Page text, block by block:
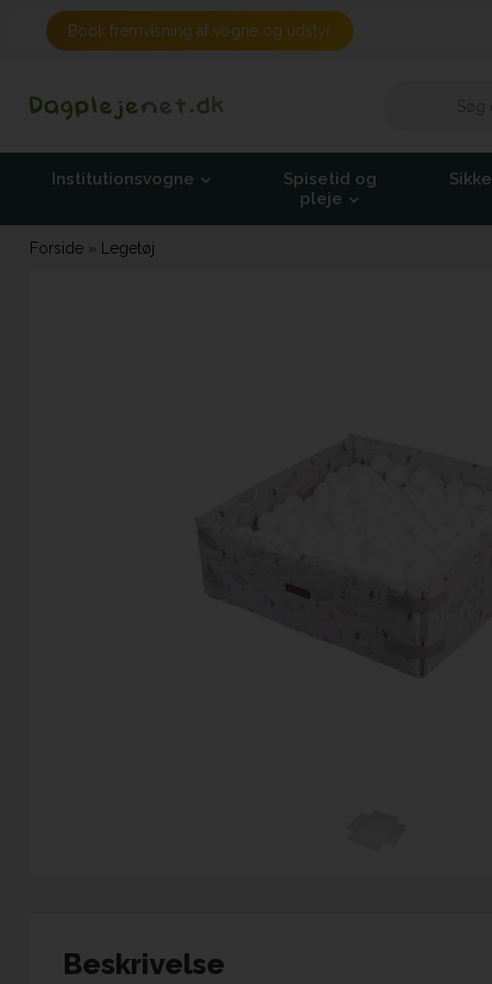
Book fremvisning af vogne og udstyr
Institutionsvogne
Spisetid og
pleje
Forside» Legetøj
Beskrivelse